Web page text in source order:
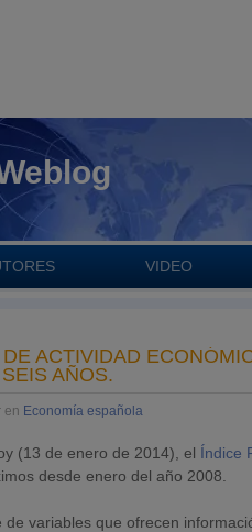
VIDEO
ACTIVIDAD
AÑOS.
en Economía española
(13 de enero de 2014), el Índice
desde enero del año 2008.
de variables que ofrecen